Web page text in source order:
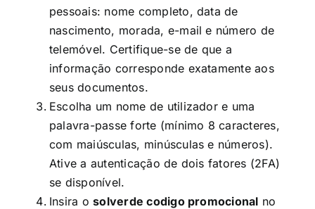
pessoais: nome completo, data de
nascimento, morada, e-mail e número de
telemóvel. Certifique-se de que a
informação corresponde exatamente aos
seus documentos.
Escolha um nome de utilizador e uma
palavra-passe forte (mínimo 8 caracteres,
com maiúsculas, minúsculas e números).
Ative a autenticação de dois fatores (2FA)
se disponível.
Insira osolverde codigo promocional no